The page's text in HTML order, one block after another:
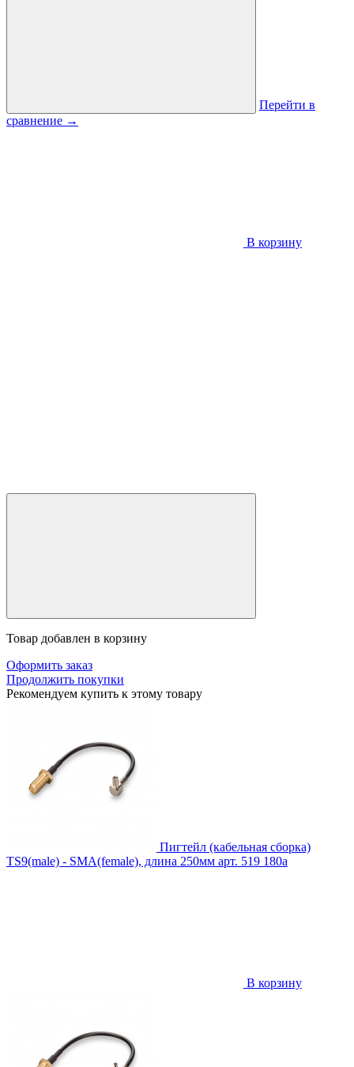
Перейти в
сравнение →
В корзину
Товар добавлен в корзину
Оформить заказ
Продолжить покупки
Рекомендуем купить к этому товару
Пигтейл (кабельная сборка)
TS9(male) - SMA(female), длина 250мм арт. 519 180a
В корзину